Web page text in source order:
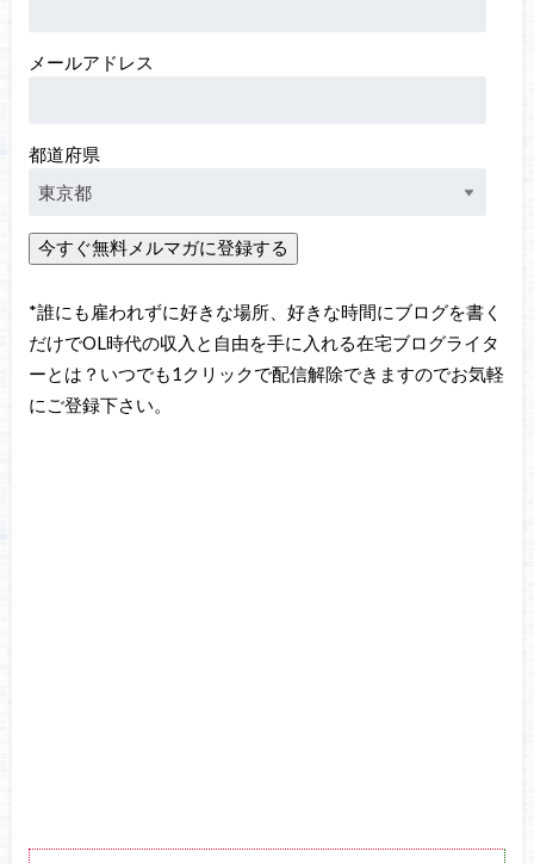
メールアドレス
都道府県
*誰にも雇われずに好きな場所、好きな時間にブログを書く
だけでOL時代の収入と自由を手に入れる在宅ブログライタ
ーとは？いつでも1クリックで配信解除できますのでお気軽
にご登録下さい。